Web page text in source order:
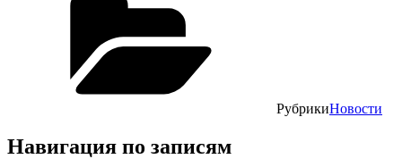
РубрикиНовости
Навигация по записям